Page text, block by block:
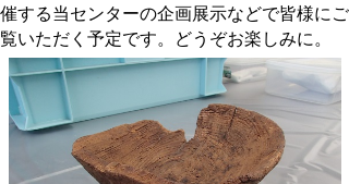
催する当センターの企画展示などで皆様にご
覧いただく予定です。どうぞお楽しみに。